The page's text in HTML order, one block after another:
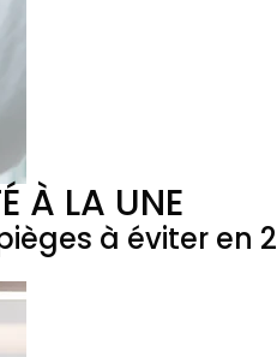
À LA UNE
à éviter en